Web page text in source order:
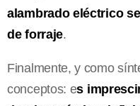
alambrado eléctrico
de forraje.
Finalmente, y como
conceptos: es